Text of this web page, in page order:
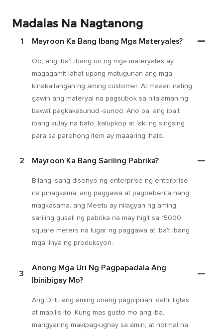
Madalas Na Nagtanong
1 Mayroon Ka Bang Ibang Mga Materyales?
Oo, ang iba't ibang uri ng mga materyales ay
magagamit lahat upang matugunan ang mga
kinakailangan ng aming customer. At maaari nating
gawin ang materyal na pagsubok sa nilalaman ng
bawat pagkakasunud -sunod. Ano pa, ang iba't
ibang kulay na bato, kalupkop at laki ng singsing
para sa parehong item ay maaaring ihalo.
2 Mayroon Ka Bang Sariling Pabrika?
Bilang isang disenyo ng enterprise ng enterprise
na pinagsama, ang paggawa at pagbebenta nang
magkasama, ang Meetu ay nilagyan ng aming
sariling gusali ng pabrika na may higit sa 15000
square meters na lugar ng paggawa at iba't ibang
mga linya ng produksyon.
3
Anong Mga Uri Ng Pagpapadala Ang
Ibinibigay Mo?
Ang DHL ang aming unang pagpipilian, dahil ligtas
at mabilis ito. Kung mas gusto mo ang iba,
mangyaring makipag-ugnay sa amin, at normal na